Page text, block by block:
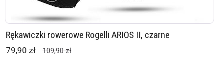
Rękawiczki rowerowe Rogelli ARIOS II, czarne
79,90 zł 109,90 zł